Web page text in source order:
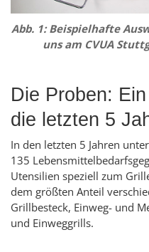
Abb. 1: Beispielhafte
uns am CVUA
Die Proben:
die letzten 5
In den letzten 5 Jahren
135
Utensilien speziell zum
dem größten Anteil
Grillbesteck, Einweg- und
und Einweggrills.